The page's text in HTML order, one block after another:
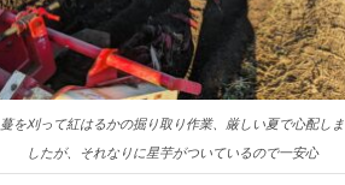
蔓を刈って紅はるかの掘り取り作業、厳しい夏で心配しま
したが、それなりに星芋がついているので一安心